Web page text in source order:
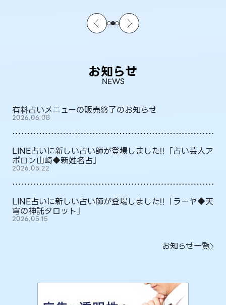
お知らせ
NEWS
有料占いメニューの販売終了のお知らせ
2026.06.08
LINE占いに新しい占い師が登場しました!!「占い芸人ア
ポロン山崎◆新姓名占」
2026.05.22
LINE占いに新しい占い師が登場しました!!「ラーヤ◆天
穹の神託タロット」
2026.05.15
お知らせ一覧